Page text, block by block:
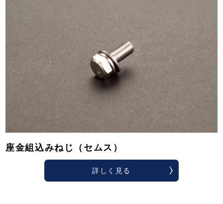
座金組込みねじ（セムス）
詳しく見る